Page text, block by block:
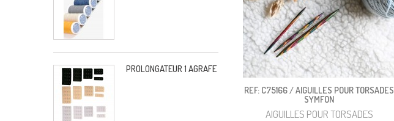
PROLONGATEUR 1 AGRAFE
REF: C75166 / AIGUILLES POUR TORSADES
SYMFON
AIGUILLES POUR TORSADES